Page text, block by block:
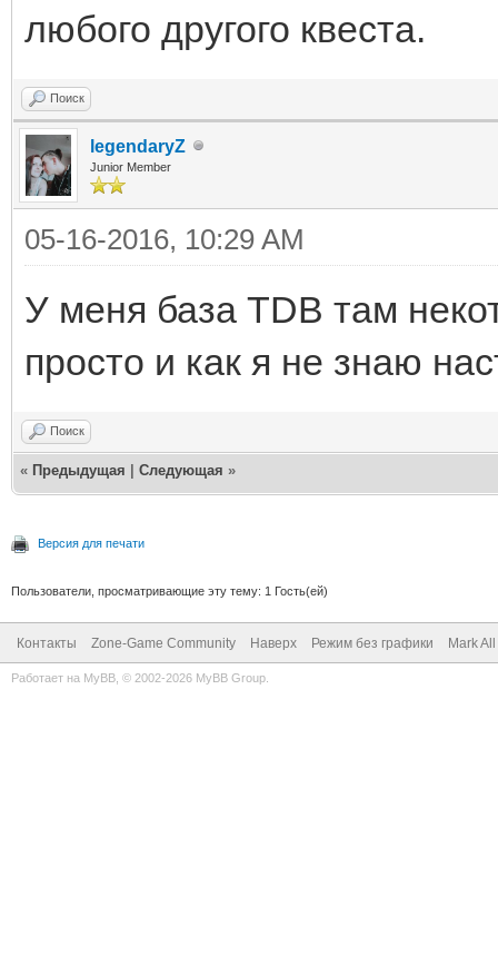
любого другого квеста.
Поиск
legendaryZ
Junior Member
05-16-2016, 10:29 AM
У меня база TDB там
просто и как я не знаю
Поиск
« Предыдущая Следующая »
Версия для печати
Пользователи, просматривающие эту тему: 1 Гость(ей)
Контакты Zone-Game Community Наверх Режим без графики Mark
Работает на MyBB , © 2002-2026 MyBB Group